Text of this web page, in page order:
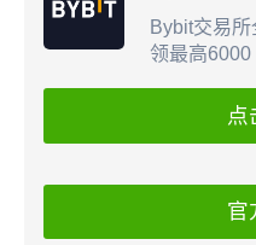
Bybit交易
领最高6000
点
官